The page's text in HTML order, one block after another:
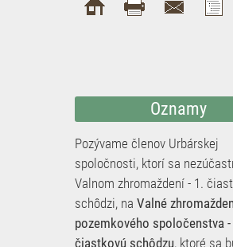
Oznamy
Pozývame členov Urbárskej
spoločnosti, ktorí sa
Valnom zhromaždení - 1.
schôdzi, na Valné
pozemkového spoločenstva -
čiastkovú schôdzu, ktoré sa